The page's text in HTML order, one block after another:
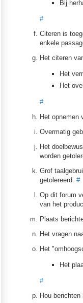
Bij
#
Citeren is
enkele
Het citeren
Het
Het
#
Het opnemen
Overmatig
Het
worden
Grof
getolereerd. #
Op dit forum
van het
Plaats
Het vragen
Het
Het
#
Hou